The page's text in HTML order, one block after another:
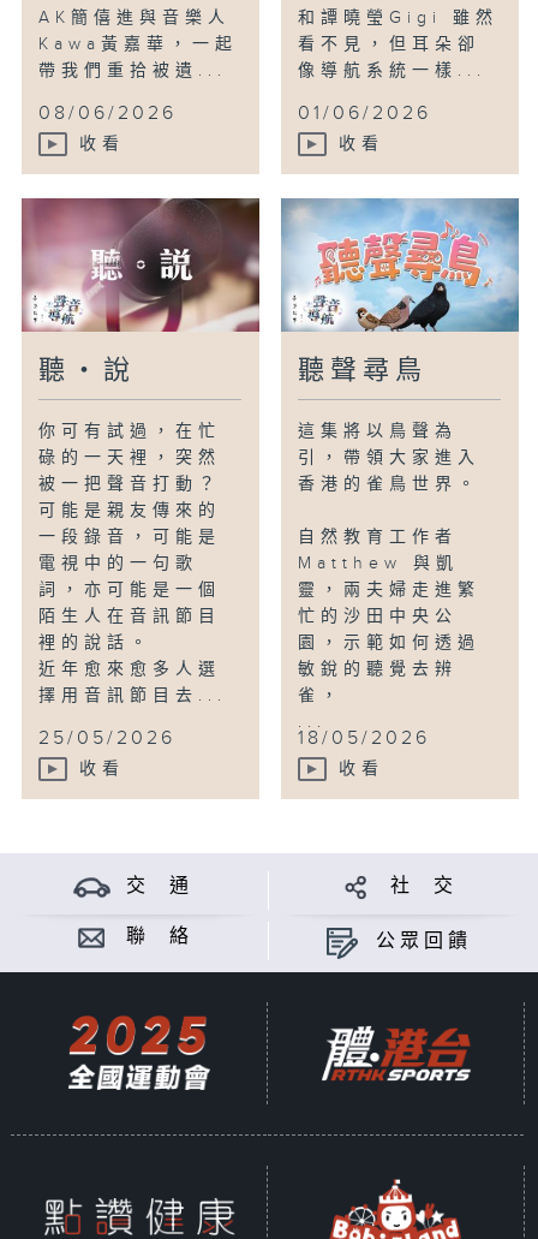
AK簡僖進與音樂人
Kawa黃嘉華，一起
帶我們重拾被遺...
08/06/2026
收看
和譚曉瑩Gigi 雖然
看不見，但耳朵卻
像導航系統一樣...
01/06/2026
收看
聽・說
你可有試過，在忙
碌的一天裡，突然
被一把聲音打動？
可能是親友傳來的
一段錄音，可能是
電視中的一句歌
詞，亦可能是一個
陌生人在音訊節目
裡的說話。
近年愈來愈多人選
擇用音訊節目去...
25/05/2026
收看
聽聲尋鳥
這集將以鳥聲為
引，帶領大家進入
香港的雀鳥世界。
自然教育工作者
Matthew 與凱
靈，兩夫婦走進繁
忙的沙田中央公
園，示範如何透過
敏銳的聽覺去辨
雀，
...
18/05/2026
收看
交 通 社 交
聯 絡 公眾回饋